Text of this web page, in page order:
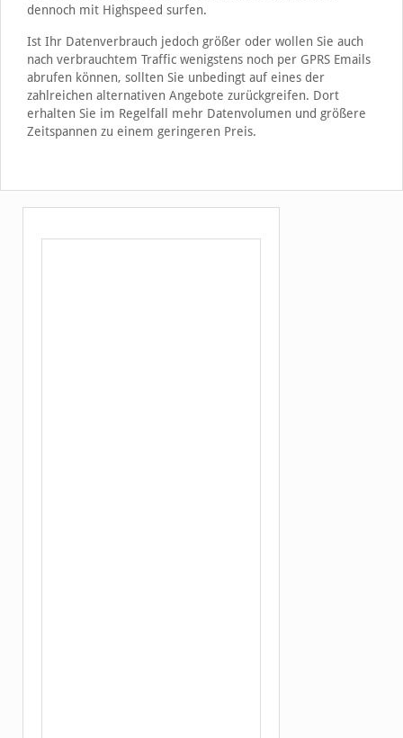
dennoch mit Highspeed surfen.
Ist Ihr Datenverbrauch jedoch größer oder wollen Sie auch
nach verbrauchtem Traffic wenigstens noch per GPRS Emails
abrufen können, sollten Sie unbedingt auf eines der
zahlreichen alternativen Angebote zurückgreifen. Dort
erhalten Sie im Regelfall mehr Datenvolumen und größere
Zeitspannen zu einem geringeren Preis.